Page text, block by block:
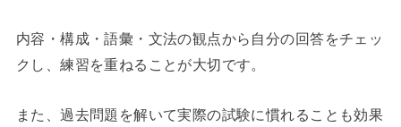
内容・構成・語彙・文法の観点から自分の回答をチェッ
クし、練習を重ねることが大切です。
また、過去問題を解いて実際の試験に慣れることも効果